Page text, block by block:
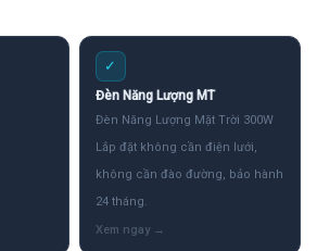
✓
Đèn Năng Lượng MT
Đèn Năng Lượng Mặt Trời 300W
Lắp đặt không cần điện lưới,
không cần đào đường, bảo hành
24 tháng.